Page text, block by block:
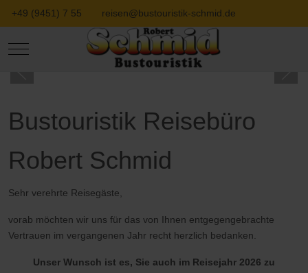
+49 (9451) 7 55 reisen@bustouristik-schmid.de
Mobile Menu Toggle
Bustouristik Reisebüro
Robert Schmid
Sehr verehrte Reisegäste,
vorab möchten wir uns für das von Ihnen entgegengebrachte
Vertrauen im vergangenen Jahr recht herzlich bedanken.
Unser Wunsch ist es, Sie auch im Reisejahr 2026 zu